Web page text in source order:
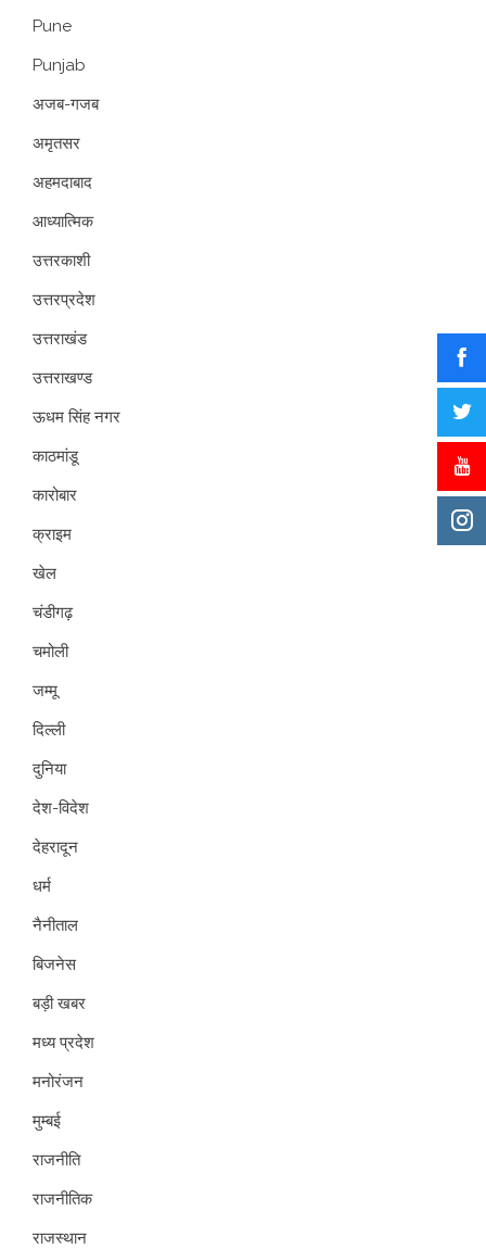
Pune
Punjab
अजब-गजब
अमृतसर
अहमदाबाद
आध्यात्मिक
उत्तरकाशी
उत्तरप्रदेश
उत्तराखंड
उत्तराखण्ड
ऊधम सिंह नगर
काठमांडू
कारोबार
क्राइम
खेल
चंडीगढ़
चमोली
जम्मू
दिल्ली
दुनिया
देश-विदेश
देहरादून
धर्म
नैनीताल
बिजनेस
बड़ी खबर
मध्य प्रदेश
मनोरंजन
मुम्बई
राजनीति
राजनीतिक
राजस्थान